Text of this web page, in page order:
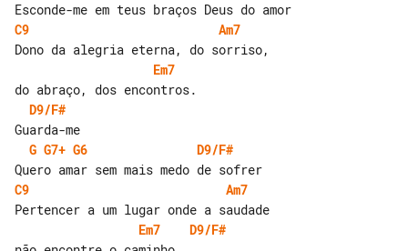
C9
Am7
Em7
D9/F#
G G7+ G6
D9/F#
C9
Am7
Em7
D9/F#